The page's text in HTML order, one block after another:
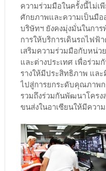
ความร่วมมือในครั้งนี้ไม่เ
ศักยภาพและความเป็นมื
บริษัทฯ ยังคงมุ่งมั่นในกา
การให้บริการเดินรถไฟฟ้
เสริมความร่วมมือกับหน่ว
และต่างประเทศ เพื่อร่ว
รางให้มีประสิทธิภาพ แล
ไปสู่การยกระดับคุณภาพ
รวมถึงร่วมกันพัฒนาโคร
ขนส่งในอาเซียนให้มีควา